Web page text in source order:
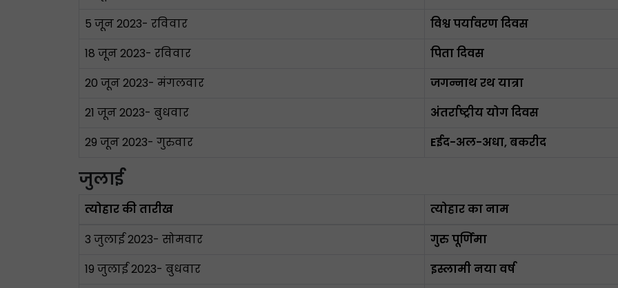
5 जून 2023- रविवार
विश्व पर्यावरण दिवस
18 जून 2023- रविवार
पिता दिवस
20 जून 2023- मंगलवार
जगन्नाथ रथ यात्रा
21 जून 2023- बुधवार
अंतर्राष्ट्रीय योग दिवस
29 जून 2023- गुरुवार
Eईद-अल-अधा, बकरीद
जुलाई
त्योहार की तारीख
त्योहार का नाम
3 जुलाई 2023- सोमवार
गुरु पूर्णिमा
19 जुलाई 2023- बुधवार
इस्लामी नया वर्ष